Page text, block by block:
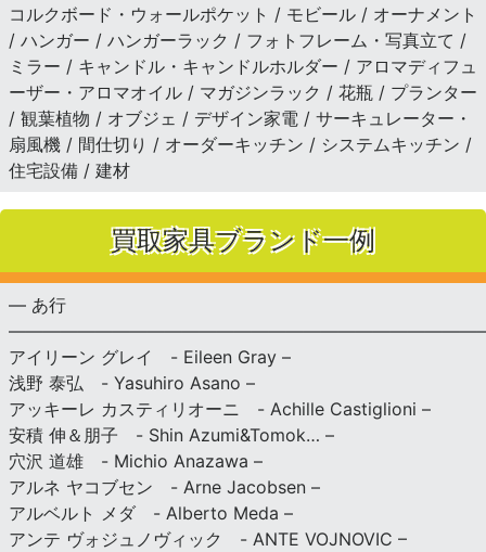
コルクボード・ウォールポケット / モビール / オーナメント
/ ハンガー / ハンガーラック / フォトフレーム・写真立て /
ミラー / キャンドル・キャンドルホルダー / アロマディフュ
ーザー・アロマオイル / マガジンラック / 花瓶 / プランター
/ 観葉植物 / オブジェ / デザイン家電 / サーキュレーター・
扇風機 / 間仕切り / オーダーキッチン / システムキッチン /
住宅設備 / 建材
買取家具ブランド一例
— あ行
アイリーン グレイ - Eileen Gray –
浅野 泰弘 - Yasuhiro Asano –
アッキーレ カスティリオーニ - Achille Castiglioni –
安積 伸＆朋子 - Shin Azumi&Tomok… –
穴沢 道雄 - Michio Anazawa –
アルネ ヤコブセン - Arne Jacobsen –
アルベルト メダ - Alberto Meda –
アンテ ヴォジュノヴィック - ANTE VOJNOVIC –